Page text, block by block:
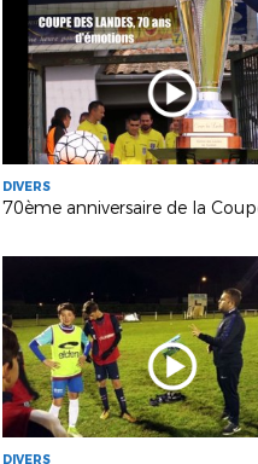
DIVERS
DIVERS